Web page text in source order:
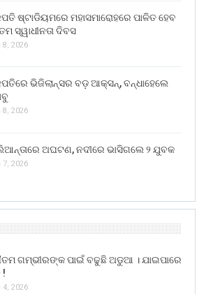
ଷ୍ଟାଡିୟମରେ ମହାସମାରୋହରେ ପାଳିତ ହେବ
ସ୍ୱାଧୀନତା ଦିବସ
8, 2026
ଭିଜିଲାନ୍ସର ବଡ଼ ଆକ୍ସନ୍, ବନ୍ଧାହେଲେ
8, 2026
ଅଘଟଣ, ନଦୀରେ ଭାସିଗଲେ ୨ ଯୁବକ
7, 2026
ଗମ୍ଭୀରଙ୍କ ପାଇଁ ବଢୁଛି ଅଡୁଆ । ଯାଇପାରେ
!
4, 2026